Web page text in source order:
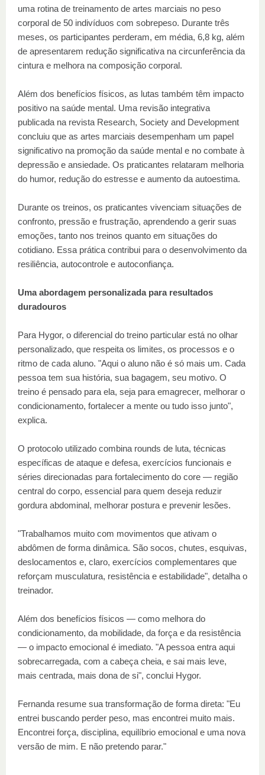
uma rotina de treinamento de artes marciais no peso
corporal de 50 indivíduos com sobrepeso. Durante três
meses, os participantes perderam, em média, 6,8 kg, além
de apresentarem redução significativa na circunferência da
cintura e melhora na composição corporal.
Além dos benefícios físicos, as lutas também têm impacto
positivo na saúde mental. Uma revisão integrativa
publicada na revista Research, Society and Development
concluiu que as artes marciais desempenham um papel
significativo na promoção da saúde mental e no combate à
depressão e ansiedade. Os praticantes relataram melhoria
do humor, redução do estresse e aumento da autoestima.
Durante os treinos, os praticantes vivenciam situações de
confronto, pressão e frustração, aprendendo a gerir suas
emoções, tanto nos treinos quanto em situações do
cotidiano. Essa prática contribui para o desenvolvimento da
resiliência, autocontrole e autoconfiança.
Uma abordagem personalizada para resultados
duradouros
Para Hygor, o diferencial do treino particular está no olhar
personalizado, que respeita os limites, os processos e o
ritmo de cada aluno. "Aqui o aluno não é só mais um. Cada
pessoa tem sua história, sua bagagem, seu motivo. O
treino é pensado para ela, seja para emagrecer, melhorar o
condicionamento, fortalecer a mente ou tudo isso junto",
explica.
O protocolo utilizado combina rounds de luta, técnicas
específicas de ataque e defesa, exercícios funcionais e
séries direcionadas para fortalecimento do core — região
central do corpo, essencial para quem deseja reduzir
gordura abdominal, melhorar postura e prevenir lesões.
"Trabalhamos muito com movimentos que ativam o
abdômen de forma dinâmica. São socos, chutes, esquivas,
deslocamentos e, claro, exercícios complementares que
reforçam musculatura, resistência e estabilidade", detalha o
treinador.
Além dos benefícios físicos — como melhora do
condicionamento, da mobilidade, da força e da resistência
— o impacto emocional é imediato. "A pessoa entra aqui
sobrecarregada, com a cabeça cheia, e sai mais leve,
mais centrada, mais dona de si", conclui Hygor.
Fernanda resume sua transformação de forma direta: "Eu
entrei buscando perder peso, mas encontrei muito mais.
Encontrei força, disciplina, equilíbrio emocional e uma nova
versão de mim. E não pretendo parar."